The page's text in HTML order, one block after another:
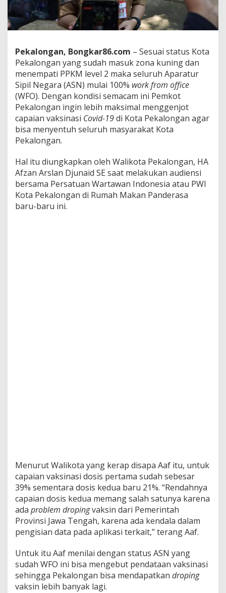
g
t
k
G
e
n
o
t
V
a
k
n
a
s
i
Pekalongan, Bongkar86.com – Sesuai status Kota
Pekalongan yang sudah masuk zona kuning dan
menempati PPKM level 2 maka seluruh Aparatur
Sipil Negara (ASN) mulai 100% work from office
(WFO). Dengan kondisi semacam ini Pemkot
Pekalongan ingin lebih maksimal menggenjot
capaian vaksinasi Covid-19di Kota Pekalongan agar
bisa menyentuh seluruh masyarakat Kota
Pekalongan.
Hal itu diungkapkan oleh Walikota Pekalongan, HA
Afzan Arslan Djunaid SE saat melakukan audiensi
bersama Persatuan Wartawan Indonesia atau PWI
Kota Pekalongan di Rumah Makan Panderasa
baru-baru ini.
Menurut Walikota yang kerap disapa Aaf itu, untuk
capaian vaksinasi dosis pertama sudah sebesar
39% sementara dosis kedua baru 21%. “Rendahnya
capaian dosis kedua memang salah satunya karena
ada problem dropingvaksin dari Pemerintah
Provinsi Jawa Tengah, karena ada kendala dalam
pengisian data pada aplikasi terkait,” terang Aaf.
Untuk itu Aaf menilai dengan status ASN yang
sudah WFO ini bisa mengebut pendataan vaksinasi
sehingga Pekalongan bisa mendapatkan droping
vaksin lebih banyak lagi.